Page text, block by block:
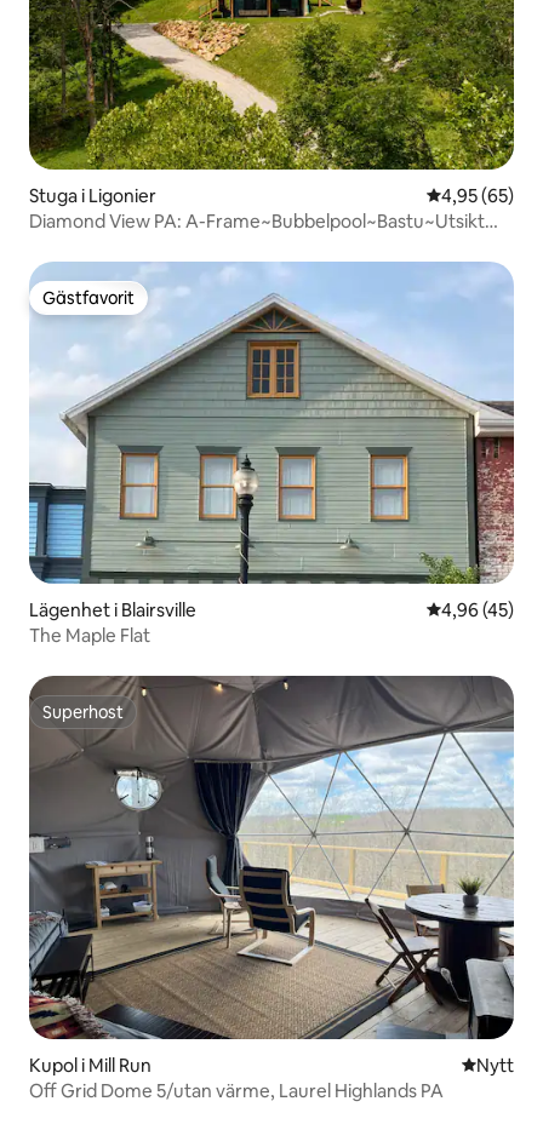
Stuga i Ligonier 4,95 av 5 i
4,95 (65)
Diamond View PA: A-Frame~Bubbelpool~Bastu~Utsikt
Gästfavorit
Gästfavorit
Lägenhet i Blairsville 4,96 av 5 i
4,96 (45)
The Maple Flat
Superhost
Superhost
Kupol i Mill Run NyttNytt
Off Grid Dome 5/utan värme, Laurel Highlands PA